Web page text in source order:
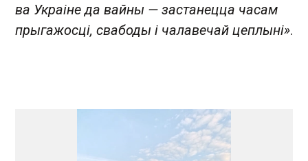
ва Украіне да вайны — застанецца часам
прыгажосці, свабоды і чалавечай цеплыні».